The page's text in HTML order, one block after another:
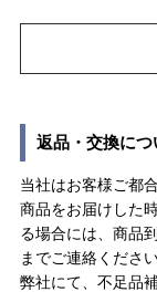
返品・交換につ
当社はお客様ご都
商品をお届けした
る場合には、商品
までご連絡ください
弊社にて、不足品